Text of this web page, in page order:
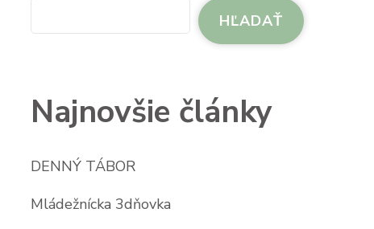
HĽADAŤ
Najnovšie články
DENNÝ TÁBOR
Mládežnícka 3dňovka